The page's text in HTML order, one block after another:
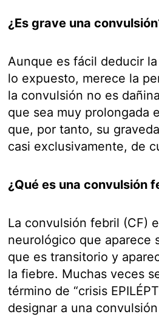
¿Es grave una
Aunque es fácil deducir
lo expuesto, merece la
la convulsión no es
que sea muy prolongada
que, por tanto, su
casi exclusivamente, de
¿Qué es una convulsión
La convulsión febril (CF)
neurológico que aparece
que es transitorio y
la fiebre. Muchas veces
término de “crisis
designar a una